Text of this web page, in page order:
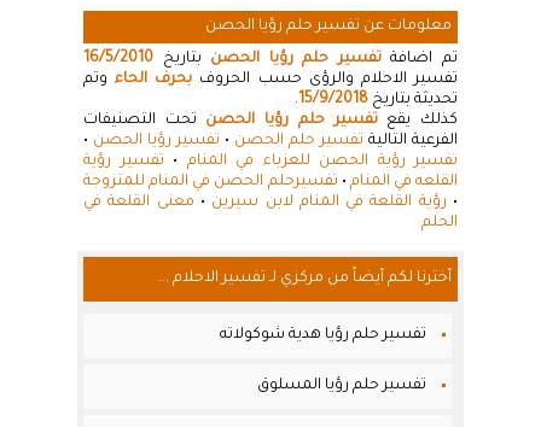
معلومات عن تفسير حلم رؤيا الحصن
تم اضافةتفسير حلم رؤيا الحصن بتاريخ 16/5/2010
تفسير الاحلام والرؤى حسب الحروف بحرف الحاءوتم
تحديثة بتاريخ 15/9/2018
.
كذلك يقعتفسير حلم رؤيا الحصن تحت التصنيفات
الفرعية التالية تفسير حلم الحصن • تفسير رؤيا الحصن •
تفسير رؤية الحصن للعزباء في المنام • تفسير رؤية
القلعه في المنام • تفسيرحلم الحصن في المنام للمتزوجة
• رؤية القلعة في المنام لابن سيرين • معنى القلعة في
الحلم
أخترنا لكم أيضاً من مركزي لـ تفسير الاحلام ...
تفسير حلم رؤيا هدية شوكولاته
تفسير حلم رؤيا المسلوق